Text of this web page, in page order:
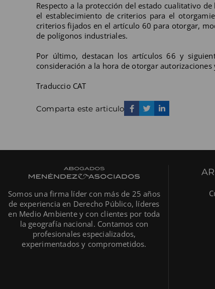
Respecto a la protección del estado cualitativo
el establecimiento de criterios para el
criterios fijados en el artículo 60 para otorgar,
de polígonos industriales.
Por último, destacan los artículos 66 y
consideración a la hora de otorgar
Traduccio CAT
Comparta este articulo
Somos una firma líder con más de 25 años
de experiencia en Derecho Público, líderes
en Medio Ambiente y con clientes por toda
la geografía nacional. Contamos con
profesionales especializados,
experimentados y comprometidos.